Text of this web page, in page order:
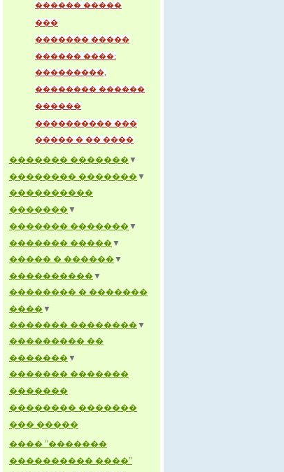
������ �����
���
������� �����
������ ����:
���������,
�������� ������
������
���������� ���
����� � �� ����
������� �������▼
�������� �������▼
����������
�������▼
������� �������▼
������� �����▼
����� � ������▼
����������▼
�������� � �������
����▼
������� ��������▼
��������� ��
�������▼
������� �������
�������
�������� �������
��� �����
���� "�������
���������� ����"